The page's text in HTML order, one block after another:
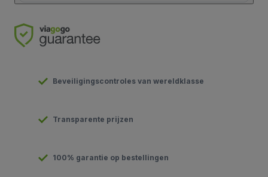
Beveiligingscontroles van wereldklasse
Transparente prijzen
100% garantie op bestellingen